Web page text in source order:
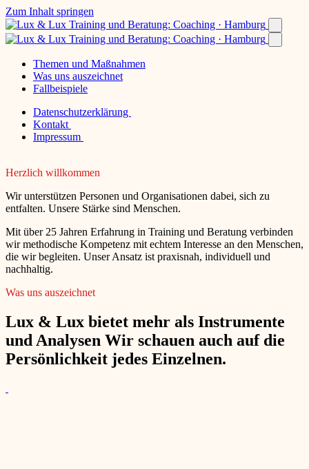
Zum Inhalt springen
Themen und Maßnahmen
Was uns auszeichnet
Fallbeispiele
Datenschutzerklärung
Kontakt
Impressum
Herzlich willkommen
Wir unterstützen Personen und Organisationen dabei, sich zu
entfalten. Unsere Stärke sind Menschen.
Mit über 25 Jahren Erfahrung in Training und Beratung verbinden
wir methodische Kompetenz mit echtem Interesse an den Menschen,
die wir begleiten. Unser Ansatz ist praxisnah, individuell und
nachhaltig.
Was uns auszeichnet
Lux & Lux bietet mehr als Instrumente
und Analysen Wir schauen auch auf die
Persönlichkeit jedes Einzelnen.